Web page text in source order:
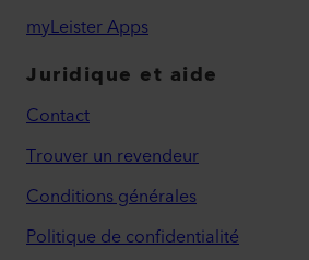
myLeister Apps
Juridique et aide
Contact
Trouver un revendeur
Conditions générales
Politique de confidentialité